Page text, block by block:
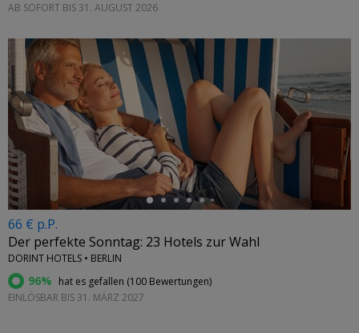
AB SOFORT BIS 31. AUGUST 2026
←
66 € p.P.
Der perfekte Sonntag: 23 Hotels zur Wahl
DORINT HOTELS • BERLIN
96% hat es gefallen (100 Bewertungen)
EINLÖSBAR BIS 31. MÄRZ 2027